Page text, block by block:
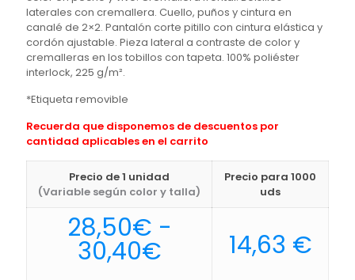
laterales con cremallera. Cuello, puños y cintura en
canalé de 2×2. Pantalón corte pitillo con cintura elástica y
cordón ajustable. Pieza lateral a contraste de color y
cremalleras en los tobillos con tapeta. 100% poliéster
interlock, 225 g/m².
*Etiqueta removible
Recuerda que disponemos de descuentos por
cantidad aplicables en el carrito
Precio de 1 unidad
(Variable según color y talla)
Precio para 1000
uds
28,50€ -
30,40€Rango14,63 €